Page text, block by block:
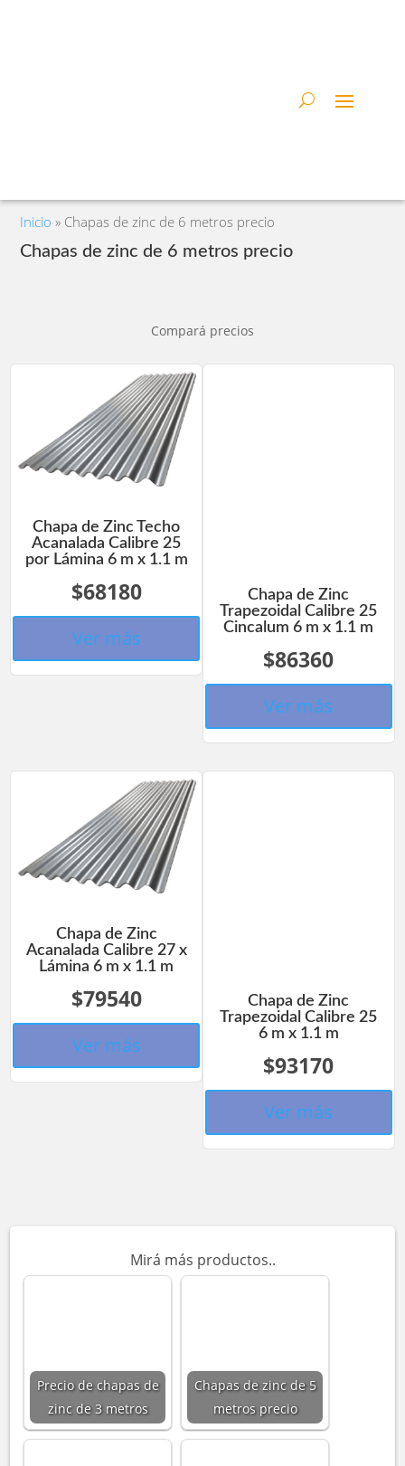
Inicio » Chapas de zinc de 6 metros precio
Chapas de zinc de 6 metros precio
Compará precios
Chapa de Zinc Techo
Acanalada Calibre 25
por Lámina 6 m x 1.1 m
$68180
Ver más
Chapa de Zinc
Trapezoidal Calibre 25
Cincalum 6 m x 1.1 m
$86360
Ver más
Chapa de Zinc
Acanalada Calibre 27 x
Lámina 6 m x 1.1 m
$79540
Ver más
Chapa de Zinc
Trapezoidal Calibre 25
6 m x 1.1 m
$93170
Ver más
Mirá más productos..
Precio de chapas de
zinc de 3 metros
Chapas de zinc de 5
metros precio